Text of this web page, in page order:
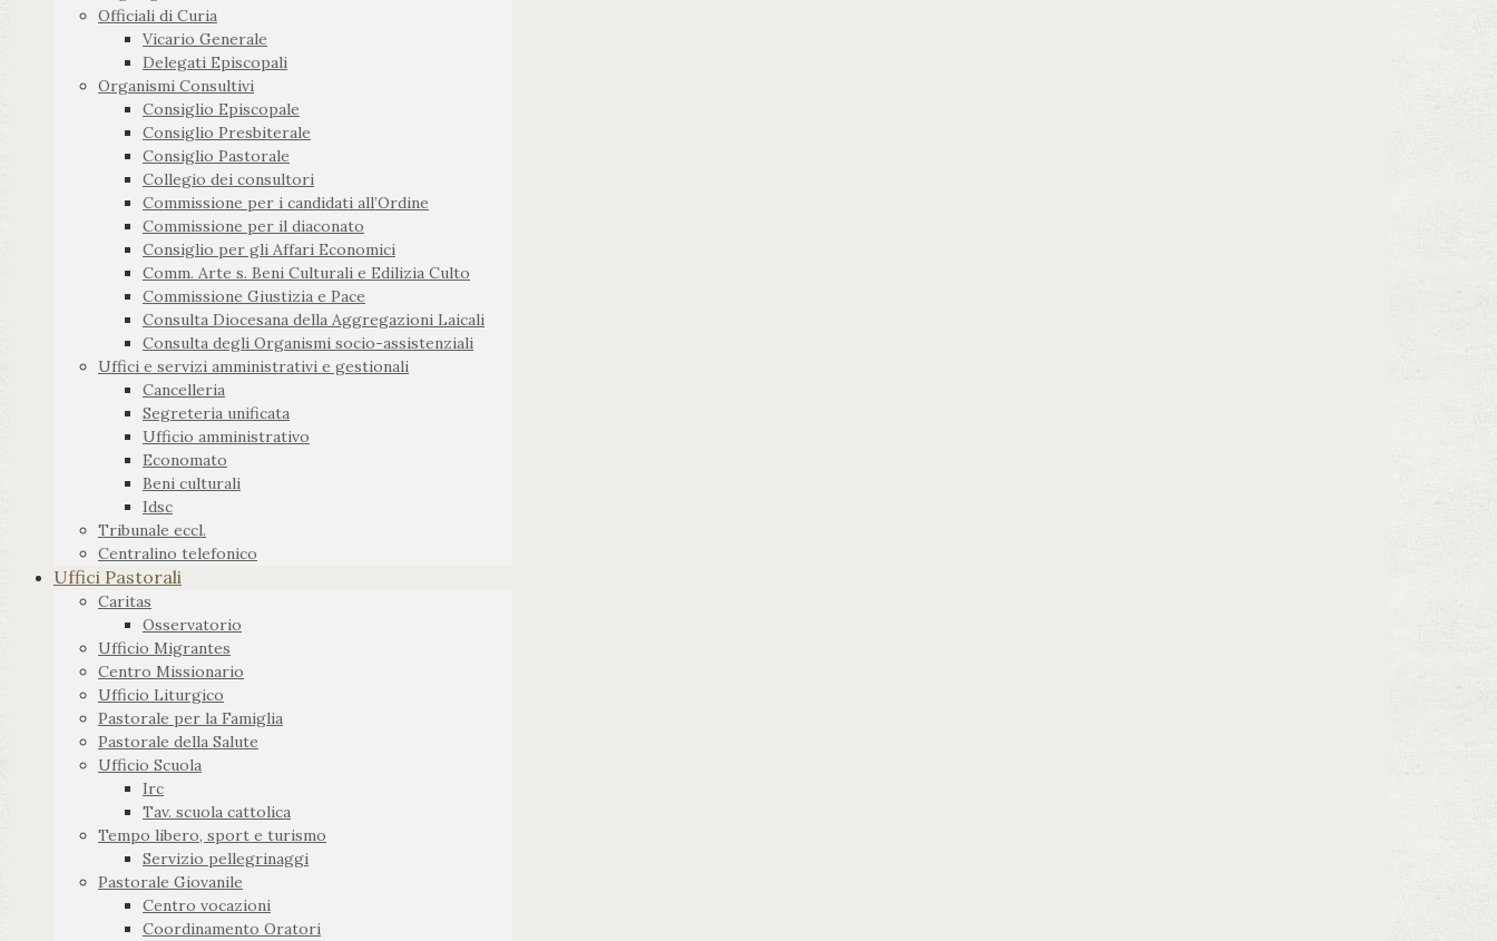
Officiali di Curia
Vicario Generale
Delegati Episcopali
Organismi Consultivi
Consiglio Episcopale
Consiglio Presbiterale
Consiglio Pastorale
Collegio dei consultori
Commissione per i candidati all’Ordine
Commissione per il diaconato
Consiglio per gli Affari Economici
Comm. Arte s. Beni Culturali e Edilizia Culto
Commissione Giustizia e Pace
Consulta Diocesana della Aggregazioni Laicali
Consulta degli Organismi socio-assistenziali
Uffici e servizi amministrativi e gestionali
Cancelleria
Segreteria unificata
Ufficio amministrativo
Economato
Beni culturali
Idsc
Tribunale eccl.
Centralino telefonico
Uffici Pastorali
Caritas
Osservatorio
Ufficio Migrantes
Centro Missionario
Ufficio Liturgico
Pastorale per la Famiglia
Pastorale della Salute
Ufficio Scuola
Irc
Tav. scuola cattolica
Tempo libero, sport e turismo
Servizio pellegrinaggi
Pastorale Giovanile
Centro vocazioni
Coordinamento Oratori